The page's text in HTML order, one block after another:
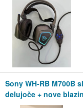
Sony WH-RB M700B
delujoče + nove